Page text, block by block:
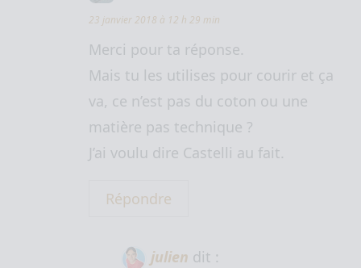
23 janvier 2018 à 12 h 29 min
Merci pour ta réponse.
Mais tu les utilises pour courir et ça
va, ce n’est pas du coton ou une
matière pas technique ?
J’ai voulu dire Castelli au fait.
Répondre
julien dit :